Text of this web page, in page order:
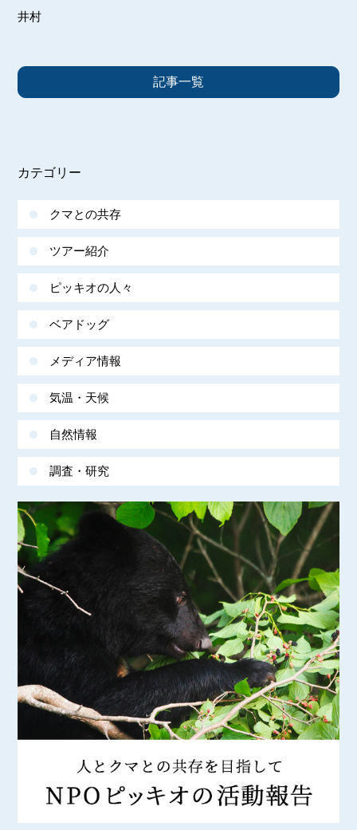
井村
記事一覧
カテゴリー
クマとの共存
ツアー紹介
ピッキオの人々
ベアドッグ
メディア情報
気温・天候
自然情報
調査・研究